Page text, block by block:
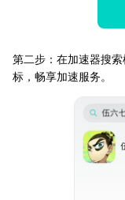
第二步：在加速器搜
标，畅享加速服务。